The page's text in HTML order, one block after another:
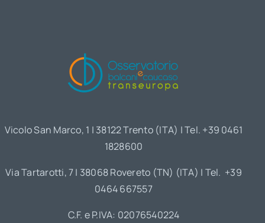
Vicolo San Marco, 1 | 38122 Trento (ITA) | Tel. +39 0461
1828600
Via Tartarotti, 7 | 38068 Rovereto (TN) (ITA) | Tel. +39
0464 667557
C.F. e P.IVA: 02076540224